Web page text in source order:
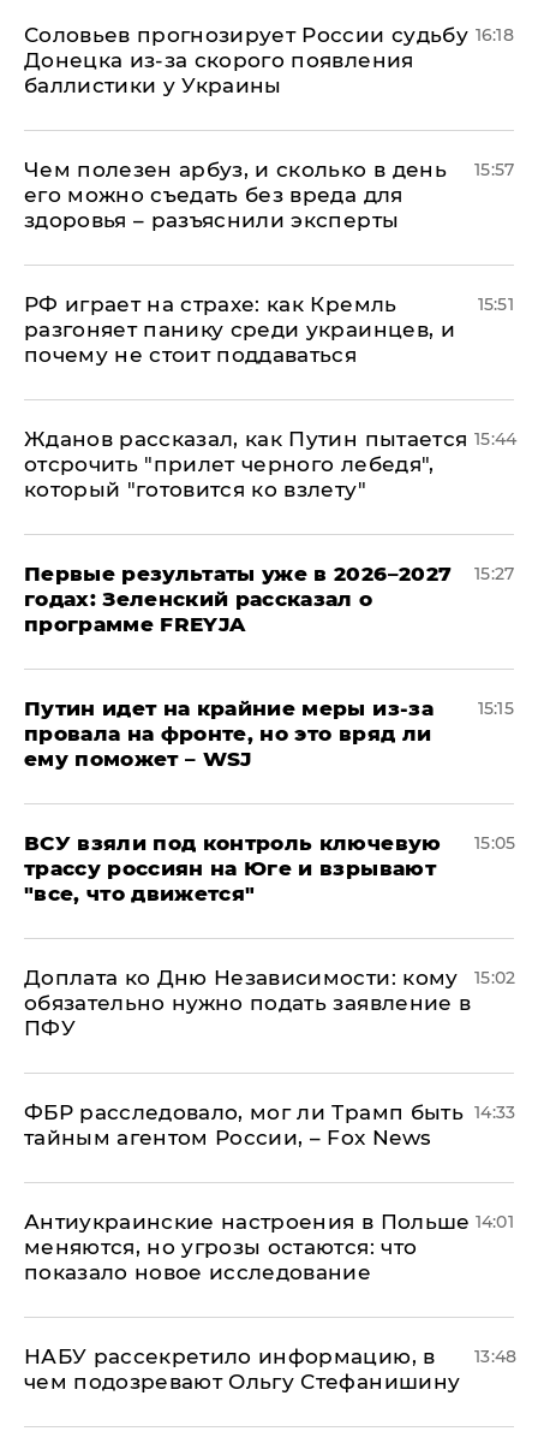
Соловьев прогнозирует России судьбу
Донецка из-за скорого появления
баллистики у Украины
16:18
Чем полезен арбуз, и сколько в день
его можно съедать без вреда для
здоровья – разъяснили эксперты
15:57
РФ играет на страхе: как Кремль
разгоняет панику среди украинцев, и
почему не стоит поддаваться
15:51
Жданов рассказал, как Путин пытается
отсрочить "прилет черного лебедя",
который "готовится ко взлету"
15:44
Первые результаты уже в 2026–2027
годах: Зеленский рассказал о
программе FREYJA
15:27
Путин идет на крайние меры из-за
провала на фронте, но это вряд ли
ему поможет – WSJ
15:15
ВСУ взяли под контроль ключевую
трассу россиян на Юге и взрывают
"все, что движется"
15:05
Доплата ко Дню Независимости: кому
обязательно нужно подать заявление в
ПФУ
15:02
ФБР расследовало, мог ли Трамп быть
тайным агентом России, – Fox News
14:33
Антиукраинские настроения в Польше
меняются, но угрозы остаются: что
показало новое исследование
14:01
НАБУ рассекретило информацию, в
чем подозревают Ольгу Стефанишину
13:48